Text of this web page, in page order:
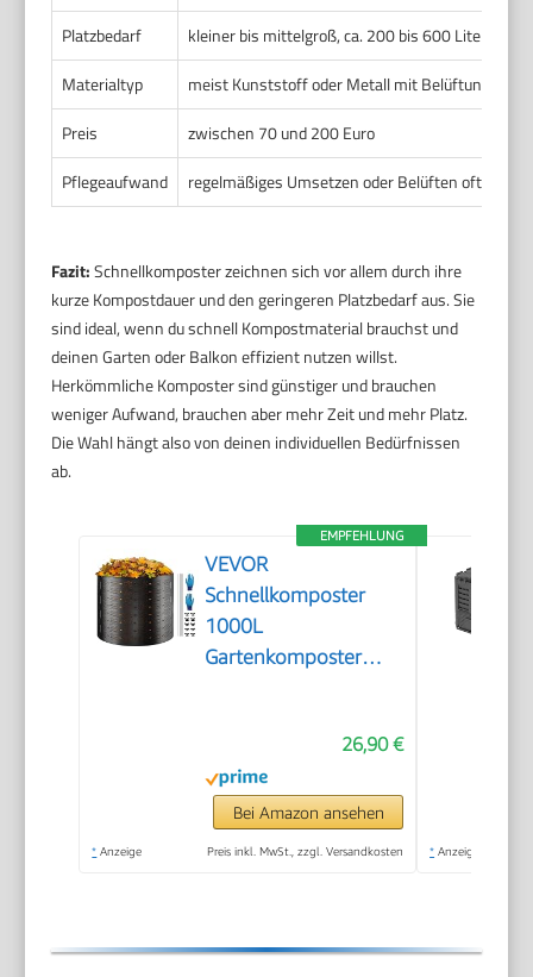
Platzbedarf
kleiner bis mittelgroß, ca. 200 bis 600 Liter
Materialtyp
meist Kunststoff oder Metall mit
Preis
zwischen 70 und 200 Euro
Pflegeaufwand
regelmäßiges Umsetzen oder Belüften oft
Fazit:Schnellkomposter zeichnen sich vor allem durch ihre
kurze Kompostdauer und den geringeren Platzbedarf aus. Sie
sind ideal, wenn du schnell Kompostmaterial brauchst und
deinen Garten oder Balkon effizient nutzen willst.
Herkömmliche Komposter sind günstiger und brauchen
weniger Aufwand, brauchen aber mehr Zeit und mehr Platz.
Die Wahl hängt also von deinen individuellen Bedürfnissen
ab.
EMPFEHLUNG
VEVOR
Schnellkomposter
1000L
Gartenkomposter
HDPE-Kunststoff
Kompostierer
korrosionsbeständig
hitzebeständig
26,90 €
Bei Amazon ansehen
* Anzeige Preis inkl. MwSt., zzgl. Versandkosten * Anzeige